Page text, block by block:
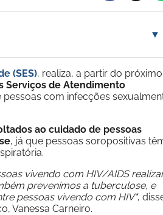
▼
(SES), realiza, a partir do próximo
Serviços de Atendimento
com infecções
ao cuidado de pessoas
, já que pessoas soropositivas
vivendo com HIV/AIDS
prevenimos a tuberculose, e
pessoas vivendo com HIV",
Vanessa Carneiro.